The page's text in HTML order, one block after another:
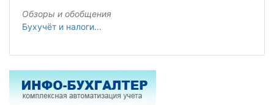
Обзоры и обобщения
Бухучёт и налоги...